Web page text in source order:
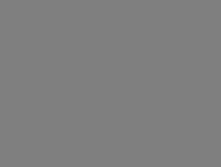
Sie optimieren können, den Inhalt
für Sie zu gestalten. Bitte beachten Sie,
übertragen werden.